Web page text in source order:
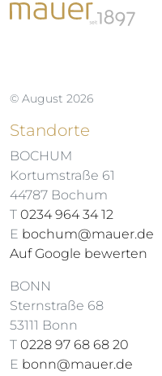
© August 2026
Standorte
BOCHUM
Kortumstraße 61
44787 Bochum
T 0234 964 34 12
E bochum@mauer.de
Auf Google bewerten
BONN
Sternstraße 68
53111 Bonn
T 0228 97 68 68 20
E bonn@mauer.de